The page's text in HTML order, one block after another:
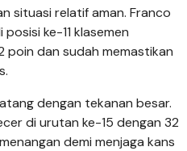
situasi relatif aman. Franco
ke-11 klasemen
poin dan sudah memastikan
dengan tekanan besar.
di urutan ke-15 dengan 32
demi menjaga kans